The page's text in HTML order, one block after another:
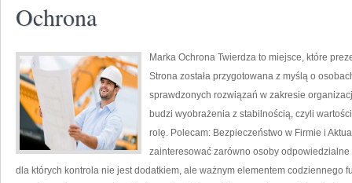
Ochrona
Marka Ochrona Twierdza to miejsce, które
Strona została przygotowana z myślą o
sprawdzonych rozwiązań w zakresie
budzi wyobrażenia z stabilnością, czyli
rolę. Polecam: Bezpieczeństwo w Firmie i
zainteresować zarówno osoby
dla których kontrola nie jest dodatkiem, ale ważnym elementem codziennego